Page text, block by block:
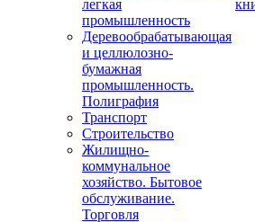
легкая
промышленность
Деревообрабатывающая
и целлюлозно-
бумажная
промышленность.
Полиграфия
Транспорт
Строительство
Жилищно-
коммунальное
хозяйство. Бытовое
обслуживание.
Торговля